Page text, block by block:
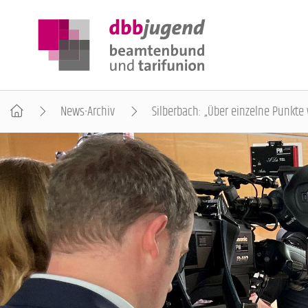
ÜBER DIE DBB JUGEND
POSITIONEN
AUSBILDUNGSINFORMATIONEN
INTERNATIONALES
News-Archiv Silberbach: „Über einzelne